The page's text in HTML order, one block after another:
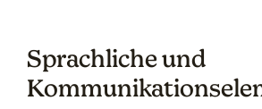
Sprachliche und